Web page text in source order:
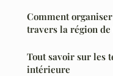
Comment
travers la région de
Tout savoir sur les
intérieure